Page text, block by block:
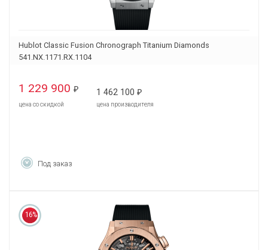
Hublot Classic Fusion Chronograph Titanium Diamonds
541.NX.1171.RX.1104
1 229 900 ₽
цена со скидкой
1 462 100 ₽
цена производителя
Под заказ
16%